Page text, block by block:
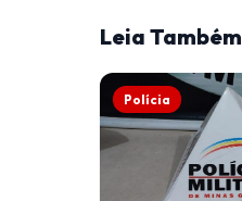
Leia Também
Polícia